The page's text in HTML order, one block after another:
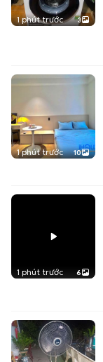
1 phút trước 3
1 phút trước 10
1 phút trước 6